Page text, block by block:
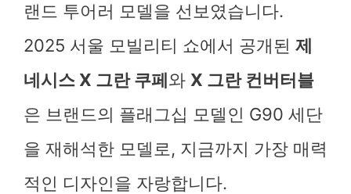
랜드 투어러 모델을 선보였습니다.
2025 서울 모빌리티 쇼에서 공개된 제
네시스 X 그란 쿠페와 X 그란 컨버터블
은 브랜드의 플래그십 모델인 G90 세단
을 재해석한 모델로, 지금까지 가장 매력
적인 디자인을 자랑합니다.